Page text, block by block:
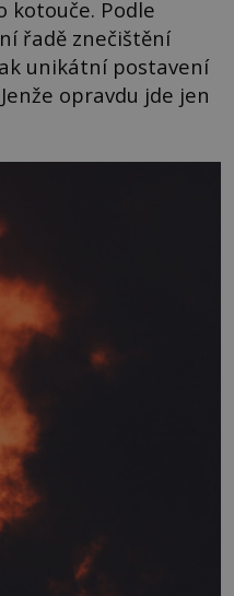
kotouče. Podle
řadě znečištění
unikátní postavení
opravdu jde jen